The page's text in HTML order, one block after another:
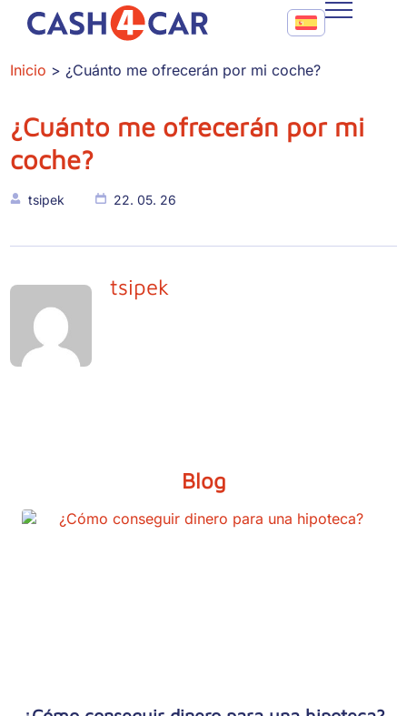
¿Cuánto me ofrecerán por mi coche?
CASH4CAR
BLOG
Call To Action
Inicio ¿Cuánto me ofrecerán por mi coche?
¿Cuánto me ofrecerán por mi
coche?
tsipek 22. 05. 26
tsipek
Blog